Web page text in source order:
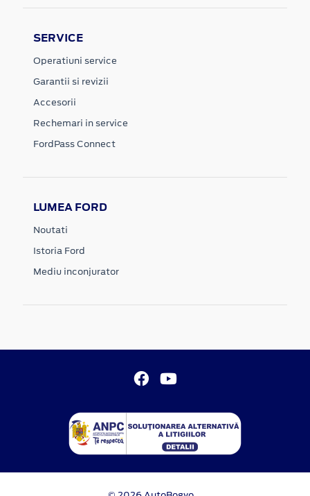
SERVICE
Operatiuni service
Garantii si revizii
Accesorii
Rechemari in service
FordPass Connect
LUMEA FORD
Noutati
Istoria Ford
Mediu inconjurator